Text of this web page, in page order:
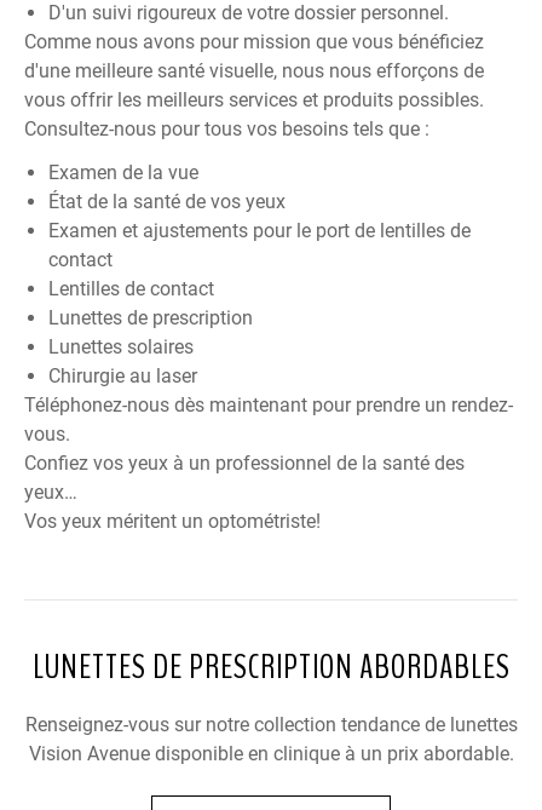
D'un suivi rigoureux de votre dossier personnel.
Comme nous avons pour mission que vous bénéficiez
d'une meilleure santé visuelle, nous nous efforçons de
vous offrir les meilleurs services et produits possibles.
Consultez-nous pour tous vos besoins tels que :
Examen de la vue
État de la santé de vos yeux
Examen et ajustements pour le port de lentilles de
contact
Lentilles de contact
Lunettes de prescription
Lunettes solaires
Chirurgie au laser
Téléphonez-nous dès maintenant pour prendre un rendez-
vous.
Confiez vos yeux à un professionnel de la santé des
yeux…
Vos yeux méritent un optométriste!
LUNETTES DE PRESCRIPTION ABORDABLES
Renseignez-vous sur notre collection tendance de lunettes
Vision Avenue disponible en clinique à un prix abordable.